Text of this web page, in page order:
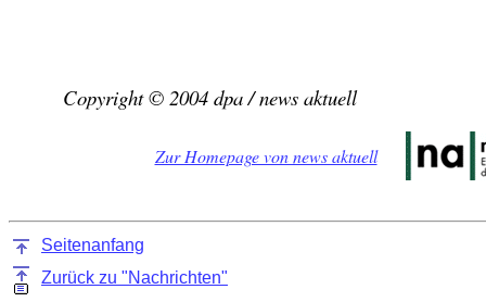
Copyright © 2004 dpa / news aktuell
Zur Homepage von news aktuell
Seitenanfang
Zurück zu "Nachrichten"